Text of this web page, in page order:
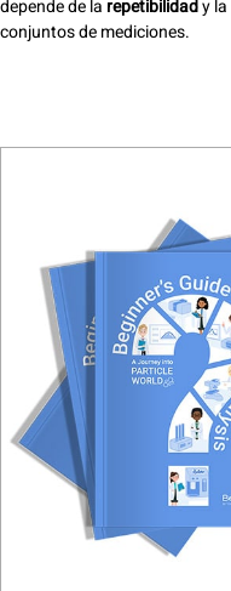
depende de la repetibilidady la
conjuntos de mediciones.